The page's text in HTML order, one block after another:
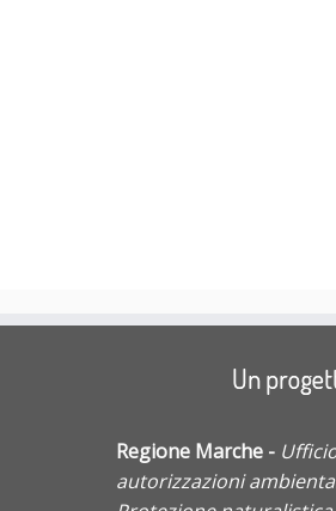
Un
Regione Marche -
autorizzazioni